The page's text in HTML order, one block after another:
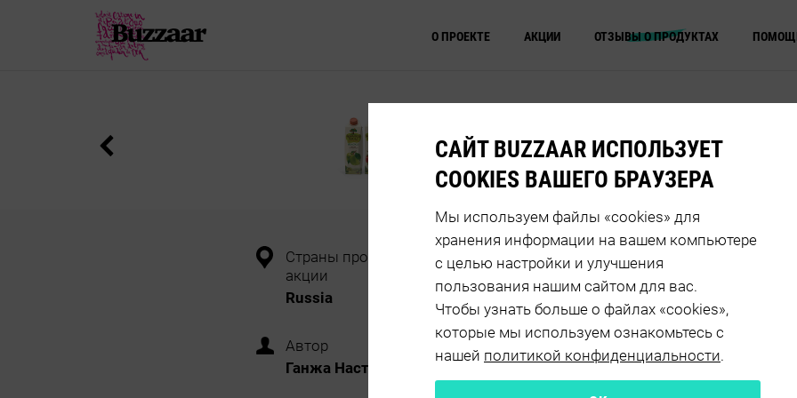
О ПРОЕКТЕ АКЦИИ ОТЗЫВЫ О ПРОДУКТАХ
САМАРСКАЯ
Страны проведения
акции
Russia
Автор
Ганжа Настя
Оценка продукта
Лучшие качества продукта по
упаковка / Естественный вкус / Цена /
САЙТ BUZZAAR ИСПОЛЬЗУЕТ
COOKIES ВАШЕГО БРАУЗЕРА
Мы используем файлы «cookies» для
хранения информации на вашем компьютере
с целью настройки и улучшения
пользования нашим сайтом для вас.
Чтобы узнать больше о файлах «cookies»,
которые мы используем ознакомьтесь с
нашей политикой конфиденциальности.